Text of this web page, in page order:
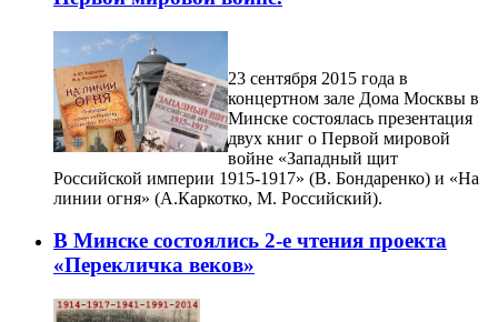
23 сентября 2015 года в
концертном зале Дома Москвы в
Минске состоялась презентация
двух книг о Первой мировой
войне «Западный щит
Российской империи 1915-1917» (В. Бондаренко) и «На
линии огня» (А.Каркотко, М. Российский).
В Минске состоялись 2-е чтения проекта
«Перекличка веков»